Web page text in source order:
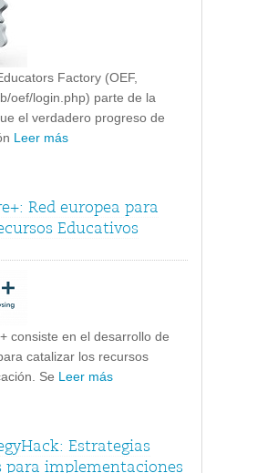
Factory (OEF,
oef/login.php) parte de la
el verdadero progreso de
Leer más
Red europea para
Educativos
consiste en el desarrollo de
catalizar los recursos
Se Leer más
Estrategias
implementaciones